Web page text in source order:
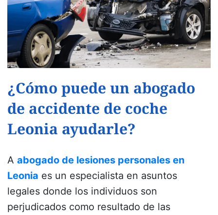
¿Cómo puede un abogado
de accidente de coche
Leonia ayudarle?
A abogado de lesiones personales en
Leonia es un especialista en asuntos
legales donde los individuos son
perjudicados como resultado de las